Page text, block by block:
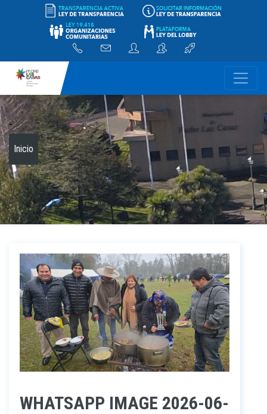
-
Inicio
WHATSAPP IMAGE 2026-06-